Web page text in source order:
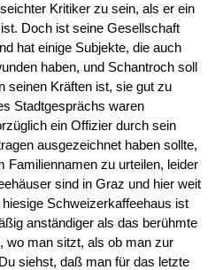
Kritiker zu sein, als er ein
Doch ist seine Gesellschaft
hat einige Subjekte, die auch
haben, und Schantroch soll
seinen Kräften ist, sie gut zu
Stadtgesprächs waren
ein Offizier durch sein
ausgezeichnet haben sollte,
Familiennamen zu urteilen, leider
sind in Graz und hier weit
Schweizerkaffeehaus ist
anständiger als das berühmte
wo man sitzt, als ob man zur
siehst, daß man für das letzte